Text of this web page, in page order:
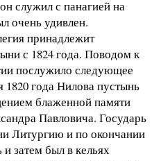
служил с панагией на
очень удивлен.
принадлежит
с 1824 года. Поводом к
послужило следующее
1820 года Нилова пустынь
блаженной памяти
Павловича. Государь
Литургию и по окончании
затем был в кельях